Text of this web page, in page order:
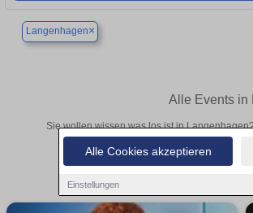
Alle Cookies akzeptieren
Einstellungen
Langenhagen×
Alle Events in
Sie wollen wissen was los ist in
Theateraufführungen oder